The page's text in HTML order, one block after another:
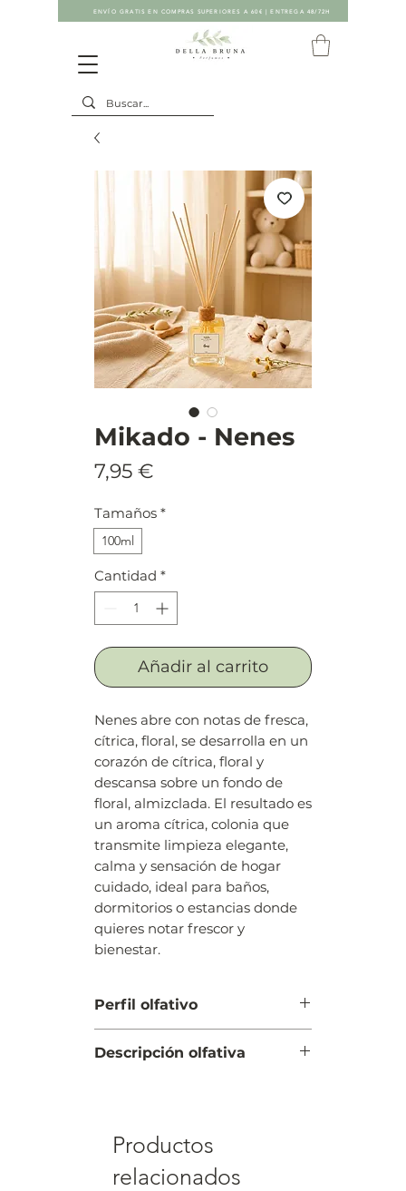
ENVÍO GRATIS EN COMPRAS SUPERIORES A 60€ | ENTREGA 48/72H
Mikado - Nenes
7,95 €
Tamaños *
100ml
Cantidad *
Añadir al carrito
Nenes abre con notas de fresca,
cítrica, floral, se desarrolla en un
corazón de cítrica, floral y
descansa sobre un fondo de
floral, almizclada. El resultado es
un aroma cítrica, colonia que
transmite limpieza elegante,
calma y sensación de hogar
cuidado, ideal para baños,
dormitorios o estancias donde
quieres notar frescor y
bienestar.
Perfil olfativo
Descripción olfativa
Productos
relacionados